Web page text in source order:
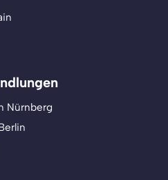
Nürnberg